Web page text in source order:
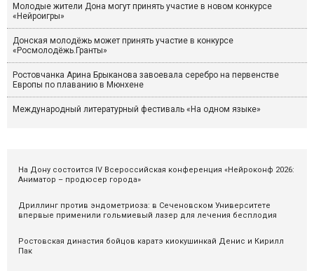
Молодые жители Дона могут принять участие в новом конкурсе
«Нейроигры»
Донская молодёжь может принять участие в конкурсе
«Росмолодёжь.Гранты»
Ростовчанка Арина Брыканова завоевала серебро на первенстве
Европы по плаванию в Мюнхене
Международный литературный фестиваль «На одном языке»
На Дону состоится IV Всероссийская конференция «Нейроконф 2026:
Аниматор – продюсер города»
Дриллинг против эндометриоза: в Сеченовском Университете
впервые применили гольмиевый лазер для лечения бесплодия
Ростовская династия бойцов каратэ киокушинкай Денис и Кирилл
Пак